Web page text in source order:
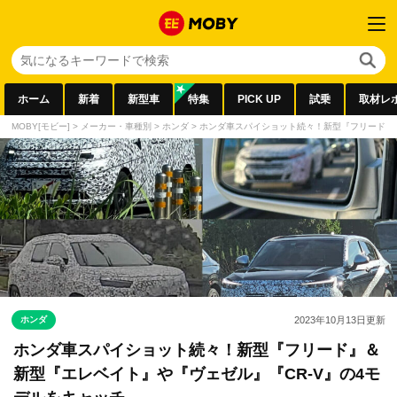
ホーム 新着 新型車 特集 PICK UP 試乗 取材レ
MOBY[モビー] > メーカー・車種別 > ホンダ > ホンダ車スパイショット続々！新型『フリード
ホンダ 2023年10月13日更新
ホンダ車スパイショット続々！新型『フリード』＆
新型『エレベイト』や『ヴェゼル』『CR-V』の4モ